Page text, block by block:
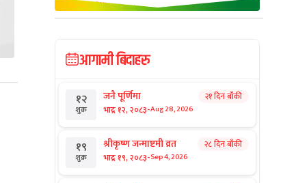
आगामी बिदाहरु
१२
शुक्र
जनै पूर्णिमा
भाद्र १२, २०८३-Aug 28, 2026
२१ दिन बाँकी
१९
शुक्र
श्रीकृष्ण जन्माष्टमी व्रत
भाद्र १९, २०८३-Sep 4, 2026
२८ दिन बाँकी